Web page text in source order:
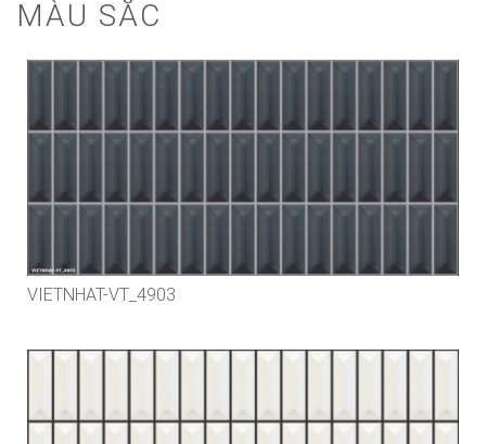
MÀU SẮC
VIETNHAT-VT_4903